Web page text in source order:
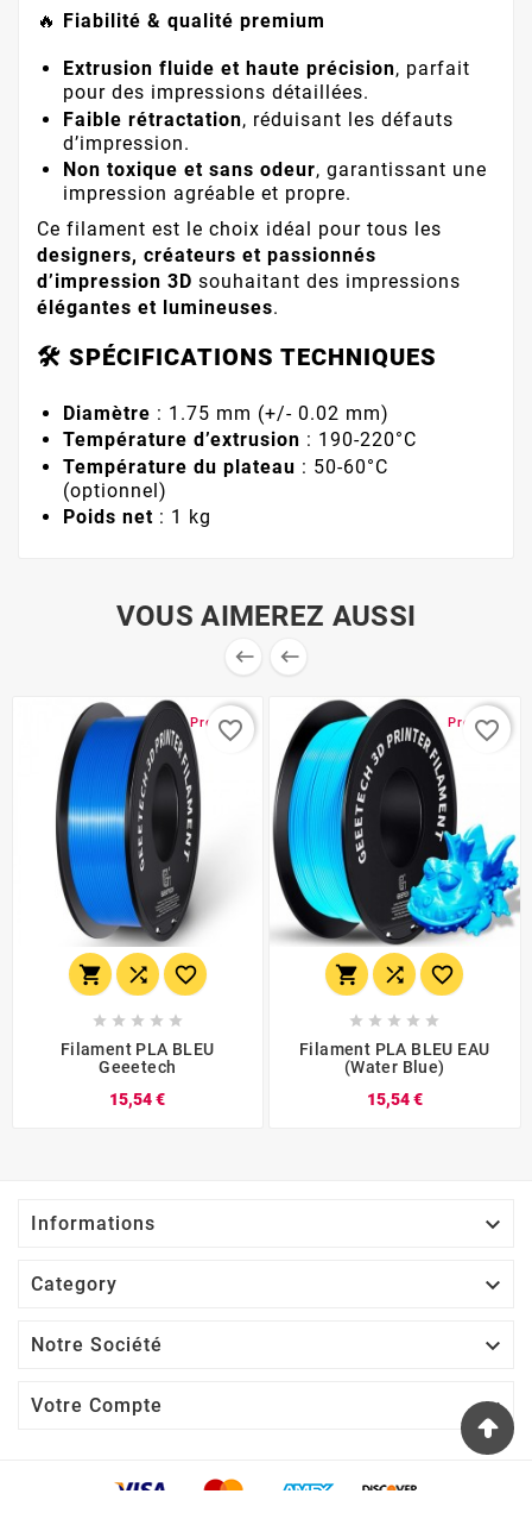
🔥
Fiabilité & qualité premium
Extrusion fluide et haute précision, parfait
pour des impressions détaillées.
Faible rétractation, réduisant les défauts
d’impression.
Non toxique et sans odeur, garantissant une
impression agréable et propre.
Ce filament est le choix idéal pour tous les
designers, créateurs et passionnés
d’impression 3D souhaitant des impressions
élégantes et lumineuses.
🛠️ SPÉCIFICATIONS TECHNIQUES
Diamètre : 1.75 mm (+/- 0.02 mm)
Température d’extrusion : 190-220°C
Température du plateau : 50-60°C
(optionnel)
Poids net : 1 kg
VOUS AIMEREZ AUSSI
 
Promo !
  
    
Filament PLA BLEU
Geeetech
15,54 €
favorite_border Promo !
  
    
Filament PLA BLEU EAU
(water Blue)
15,54 €
favorite_border
Informations 
Category 
Notre Société 
Votre Compte 